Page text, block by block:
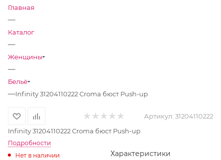
Главная
—
Каталог
—
Женщины
—
Бельё
—Infinity 31204110222 Croma бюст Push-up
Артикул: 31204110222
Infinity 31204110222 Croma бюст Push-up
Подробности
Нет в наличии
Характеристики